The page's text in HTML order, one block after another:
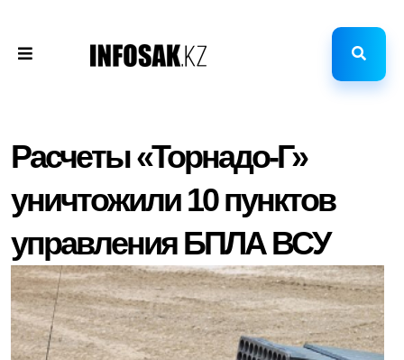
Расчеты «Торнадо-Г»
уничтожили 10 пунктов
управления БПЛА ВСУ